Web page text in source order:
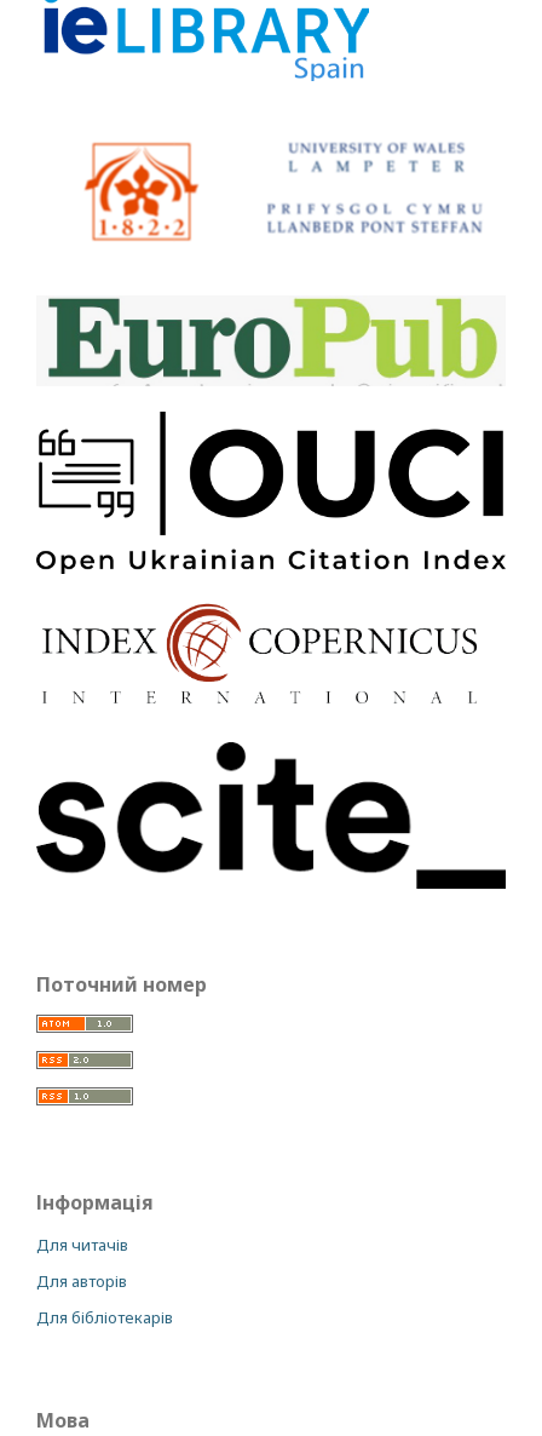
Поточний номер
Інформація
Для читачів
Для авторів
Для бібліотекарів
Мова